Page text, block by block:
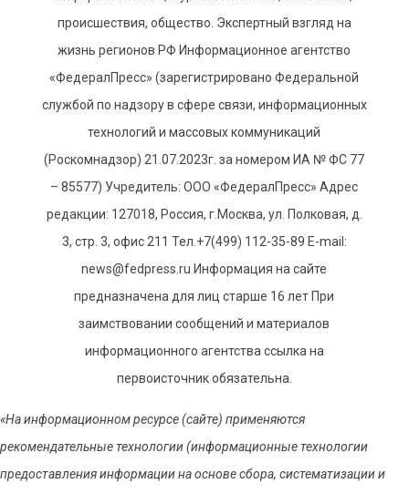
происшествия, общество. Экспертный взгляд на
жизнь регионов РФ Информационное агентство
«ФедералПресс» (зарегистрировано Федеральной
службой по надзору в сфере связи, информационных
технологий и массовых коммуникаций
(Роскомнадзор) 21.07.2023г. за номером ИА № ФС 77
– 85577) Учредитель: ООО «ФедералПресс» Адрес
редакции: 127018, Россия, г.Москва, ул. Полковая, д.
3, стр. 3, офис 211 Тел.+7(499) 112-35-89 E-mail:
news@fedpress.ru Информация на сайте
предназначена для лиц старше 16 лет При
заимствовании сообщений и материалов
информационного агентства ссылка на
первоисточник обязательна.
«На информационном ресурсе (сайте) применяются
рекомендательные технологии (информационные технологии
предоставления информации на основе сбора, систематизации и